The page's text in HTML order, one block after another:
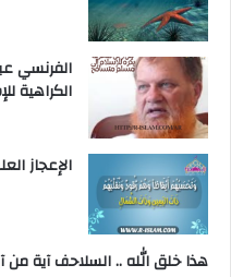
الفرنسي
الكراهية
الإعجاز
هذا خلق الله .. السلاحف آية من